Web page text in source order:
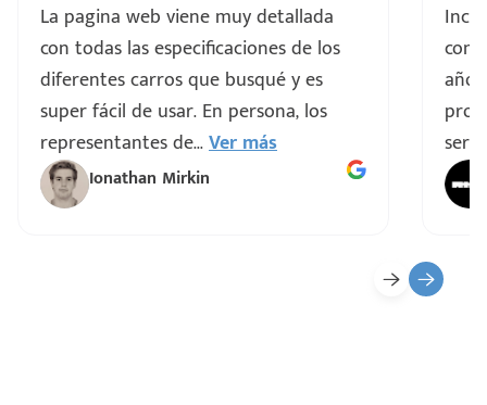
La pagina web viene muy detallada
con todas las especificaciones de los
diferentes carros que busqué y es
super fácil de usar. En persona, los
representantes de...Ver más
Ionathan Mirkin